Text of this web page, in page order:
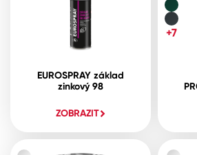
EUROSPRAY základ
zinkový 98
ZOBRAZIT
+7